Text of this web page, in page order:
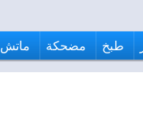
طبخ مضحكة ماتش 3